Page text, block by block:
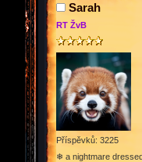
Sarah
RT ŽvB
Příspěvků: 3225
❄ a nightmare